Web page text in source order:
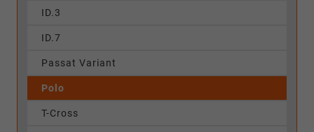
ID.3
ID.7
Passat Variant
Polo
T-Cross